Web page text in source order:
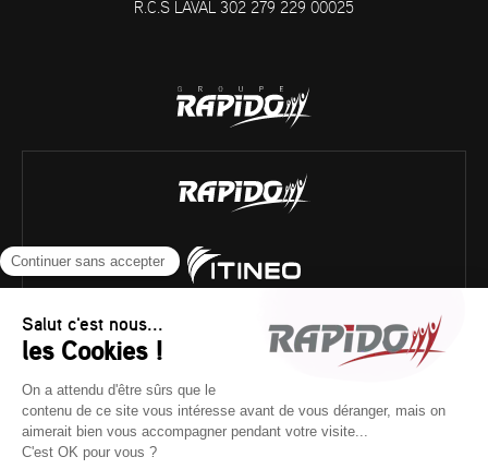
R.C.S LAVAL 302 279 229 00025